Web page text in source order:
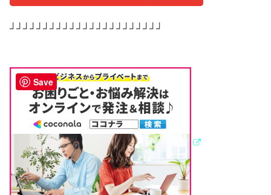
┘┘┘┘┘┘┘┘┘┘┘┘┘┘┘┘┘┘┘┘┘┘┘
Save